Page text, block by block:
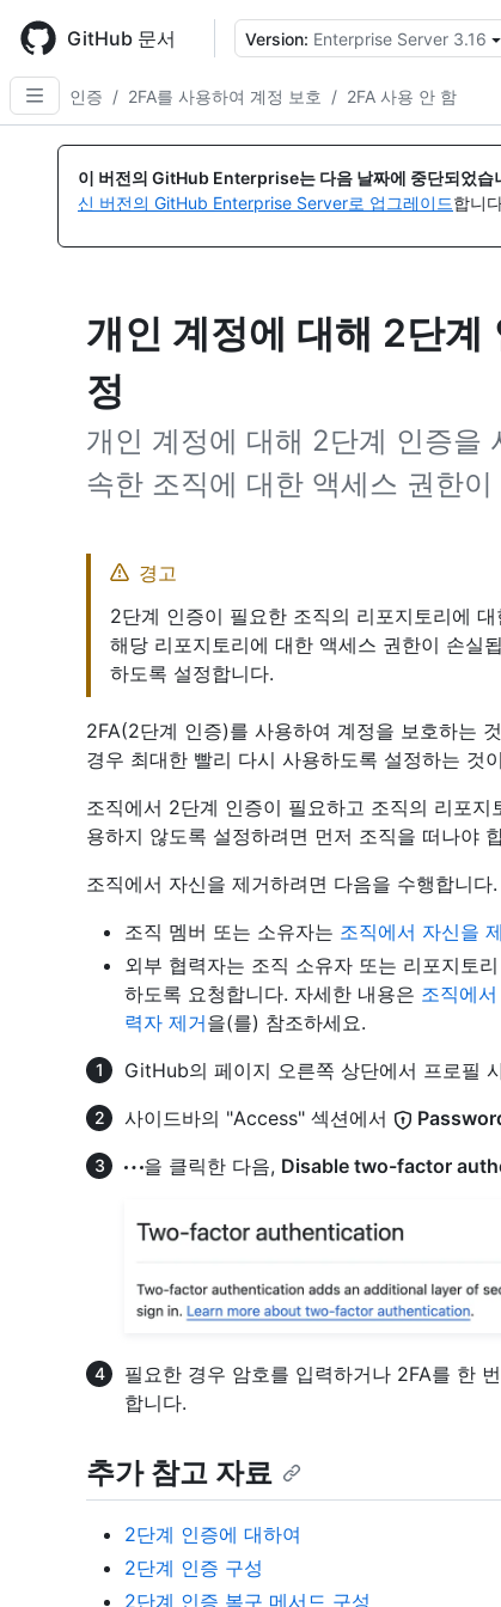
main
content
GitHub 문서 Version: Enterprise Server 3.16
인증 / 2FA를 사용하여 계정 보호 / 2FA 사용 안 함
이 버전의 GitHub Enterprise는 다음 날짜에 중단되었습
신 버전의 GitHub Enterprise Server로 업그레이드합니
개인 계정에 대해 2단계
정
개인 계정에 대해 2단계 인증을
속한 조직에 대한 액세스 권한
경고
2단계 인증이 필요한 조직의 리포지토리에
해당 리포지토리에 대한 액세스 권한이 손실
하도록 설정합니다.
2FA(2단계 인증)를 사용하여 계정을 보호하는
경우 최대한 빨리 다시 사용하도록 설정하는 것
조직에서 2단계 인증이 필요하고 조직의 리포
용하지 않도록 설정하려면 먼저 조직을 떠나야
조직에서 자신을 제거하려면 다음을 수행합니다.
조직 멤버 또는 소유자는 조직에서 자신을
외부 협력자는 조직 소유자 또는 리포지토
하도록 요청합니다. 자세한 내용은 조직에
력자 제거을(를) 참조하세요.
GitHub의 페이지 오른쪽 상단에서 프로필
사이드바의 "Access" 섹션에서
을 클릭한 다음, Disable two-factor
필요한 경우 암호를 입력하거나 2FA를 한
합니다.
추가 참고 자료
2단계 인증에 대하여
2단계 인증 구성
2단계 인증 복구 메서드 구성